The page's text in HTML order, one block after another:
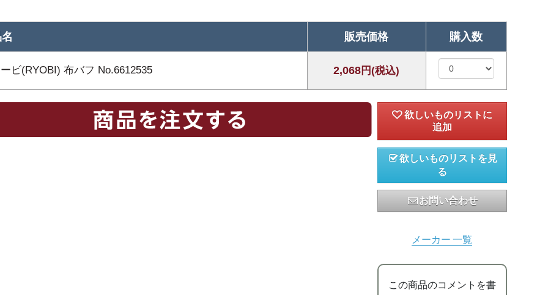
販売価格 購入数
ービ(RYOBI) 布バフ No.6612535 2,068円(税込)
欲しいものリストを見
る
お問い合わせ
メーカー 一覧
この商品のコメントを書